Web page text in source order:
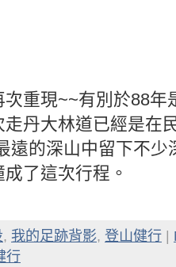
重現~~有別於88年
丹大林道已經是在
遠的深山中留下不少
了這次行程。
, 我的足跡背影, 登山健行
行